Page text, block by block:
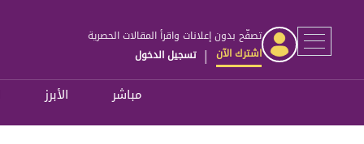
تصفّح بدون إعلانات واقرأ المقالات الحصرية
اشترك الآن | تسجيل الدخول
مباشر الأبرز